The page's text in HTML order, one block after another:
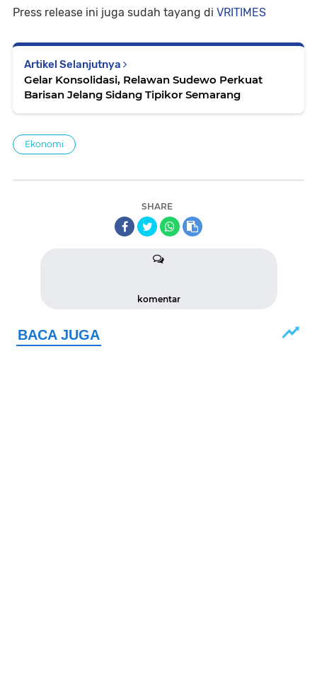
Press release ini juga sudah tayang di VRITIMES
Artikel Selanjutnya
Gelar Konsolidasi, Relawan Sudewo Perkuat
Barisan Jelang Sidang Tipikor Semarang
Ekonomi
SHARE
komentar